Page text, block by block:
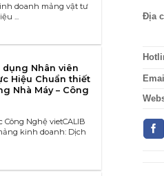
doanh mảng vật tư
...
dụng Nhân viên
Hiệu Chuẩn thiết
Nhà Máy – Công
Công Nghệ vietCALIB
kinh doanh: Dịch
Địa
Email